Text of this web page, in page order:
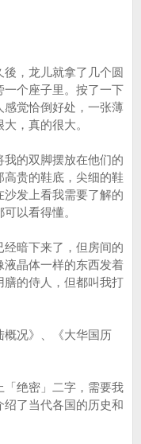
，龙儿就拿了几个圆
个座子里。按了一下
觉恰倒好处，一张薄
，真的很大。
的双脚摆放在他们的
贵的鞋底，尖细的鞋
发上看我需要了解的
以看得懂。
暗下来了，但房间的
晶体一样的东西发着
的侍人，但都叫我打
况》、《大华国历
绝密」二字，需要我
了当代各国的历史和